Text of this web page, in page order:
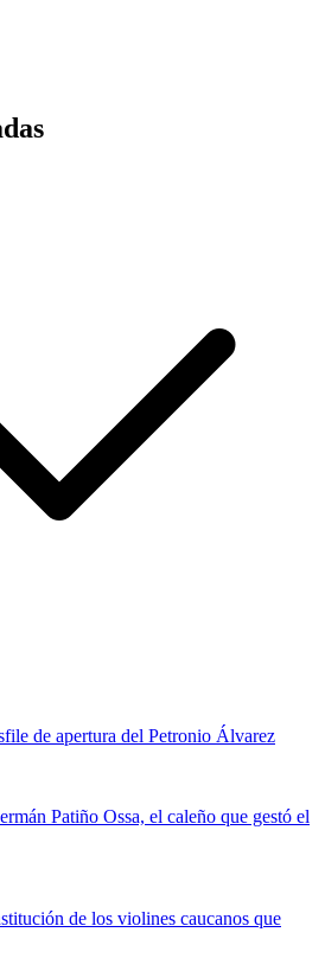
de apertura del Petronio Álvarez
Patiño Ossa, el caleño que gestó el
de los violines caucanos que